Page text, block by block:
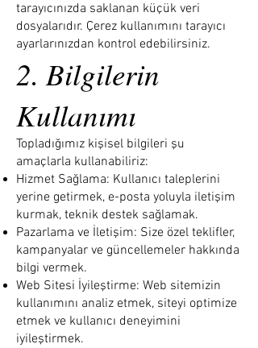
tarayıcınızda saklanan küçük veri
dosyalarıdır. Çerez kullanımını tarayıcı
ayarlarınızdan kontrol edebilirsiniz.
2. Bilgilerin
Kullanımı
Topladığımız kişisel bilgileri şu
amaçlarla kullanabiliriz:
Hizmet Sağlama: Kullanıcı taleplerini
yerine getirmek, e-posta yoluyla iletişim
kurmak, teknik destek sağlamak.
Pazarlama ve İletişim: Size özel teklifler,
kampanyalar ve güncellemeler hakkında
bilgi vermek.
Web Sitesi İyileştirme: Web sitemizin
kullanımını analiz etmek, siteyi optimize
etmek ve kullanıcı deneyimini
iyileştirmek.